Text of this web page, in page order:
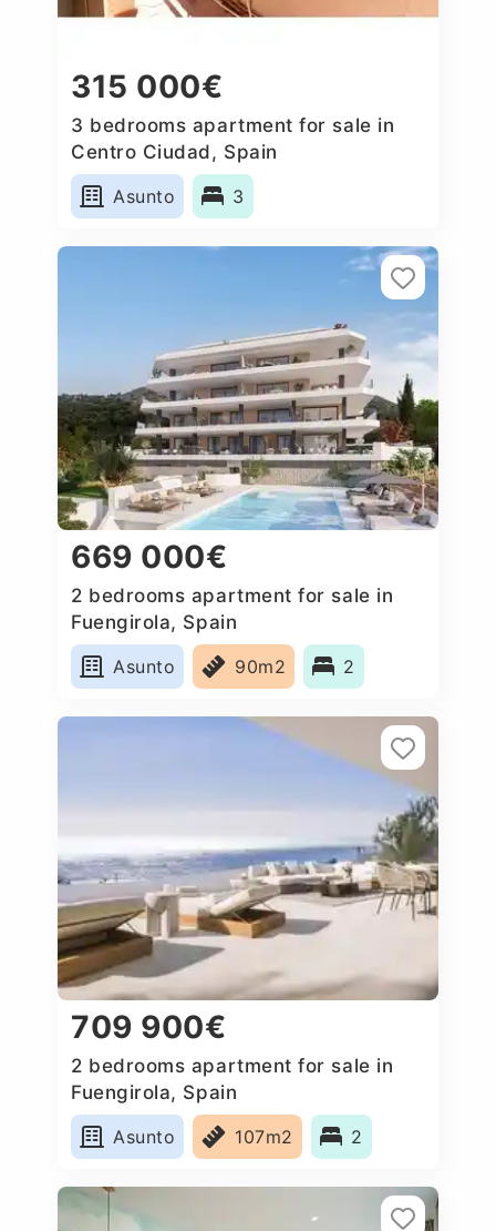
315 000€
3 bedrooms apartment for sale in
Centro Ciudad, Spain
Asunto
3
669 000€
2 bedrooms apartment for sale in
Fuengirola, Spain
Asunto
90m2 2
709 900€
2 bedrooms apartment for sale in
Fuengirola, Spain
Asunto
107m2 2